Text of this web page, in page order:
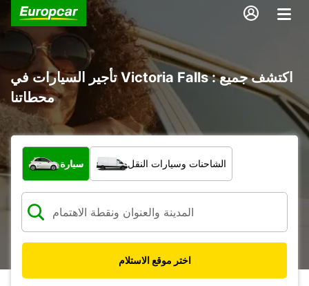
تأجير السيارات في Victoria Falls : اكتشف جميع
محطاتنا
ما نوع المركبة؟
سيارة الشاحنات وسيارات النقل
اختر موقع الاستلام